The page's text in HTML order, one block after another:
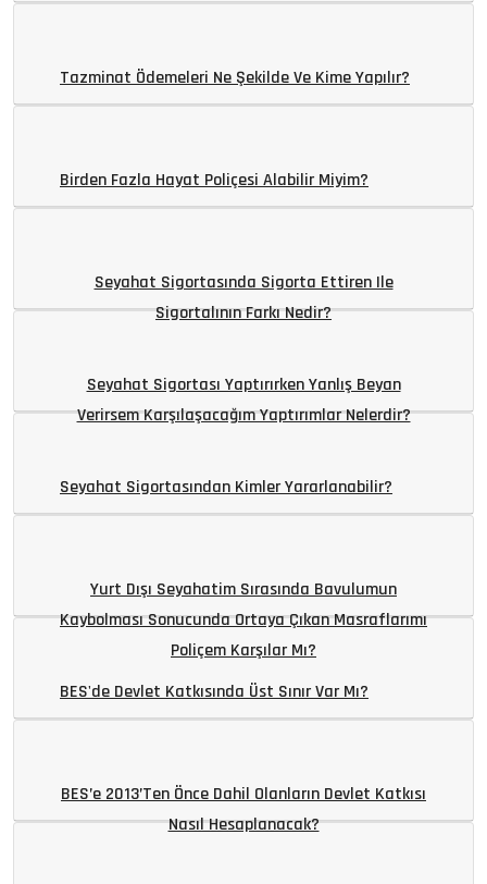
Tazminat Ödemeleri Ne Şekilde Ve Kime Yapılır?
Birden Fazla Hayat Poliçesi Alabilir Miyim?
Seyahat Sigortasında Sigorta Ettiren Ile
Sigortalının Farkı Nedir?
Seyahat Sigortası Yaptırırken Yanlış Beyan
Verirsem Karşılaşacağım Yaptırımlar Nelerdir?
Seyahat Sigortasından Kimler Yararlanabilir?
Yurt Dışı Seyahatim Sırasında Bavulumun
Kaybolması Sonucunda Ortaya Çıkan Masraflarımı
Poliçem Karşılar Mı?
BES'de Devlet Katkısında Üst Sınır Var Mı?
BES’e 2013’ten Önce Dahil Olanların Devlet Katkısı
Nasıl Hesaplanacak?